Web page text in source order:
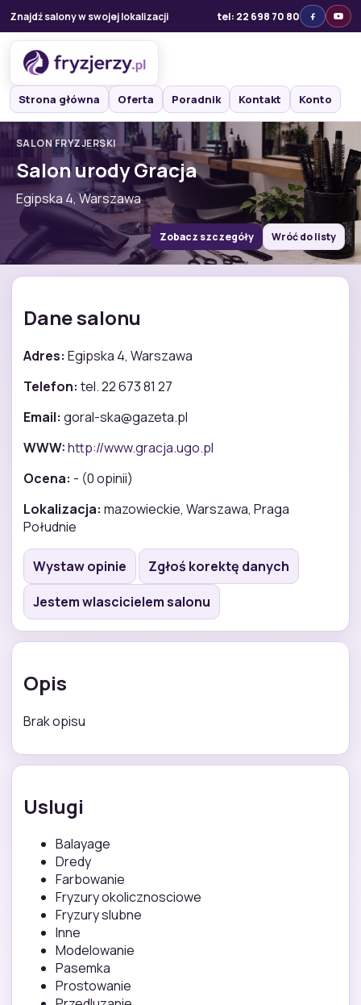
Znajdź salony w swojej lokalizacji tel: 22 698 70 80
Strona główna Oferta Poradnik Kontakt Konto
SALON FRYZJERSKI
Salon urody Gracja
Egipska 4, Warszawa
Zobacz szczegóły Wróć do listy
Dane salonu
Adres: Egipska 4, Warszawa
Telefon: tel. 22 673 81 27
Email: goral-ska@gazeta.pl
WWW:http://www.gracja.ugo.pl
Ocena: - (0 opinii)
Lokalizacja: mazowieckie, Warszawa, Praga
Południe
Wystaw opinie
Zgłoś korektę danych
Jestem wlascicielem salonu
Opis
Brak opisu
Uslugi
Balayage
Dredy
Farbowanie
Fryzury okolicznosciowe
Fryzury slubne
Inne
Modelowanie
Pasemka
Prostowanie